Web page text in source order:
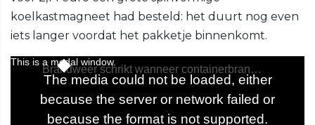
koelkastmagneet had besteld: het duurt nog even
iets langer voordat het pakketje binnenkomt.